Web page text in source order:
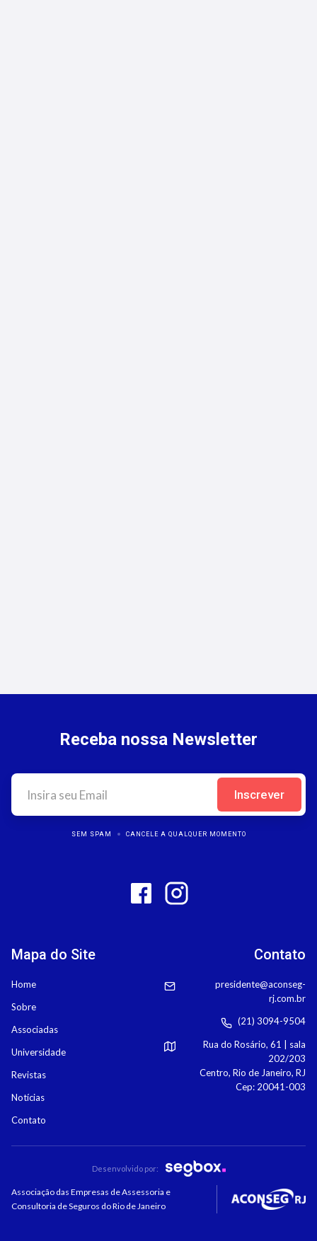
Mapa do Site
Home
Sobre
Associadas
Universidade
Revistas
Notícias
Contato
Receba nossa Newsletter
SEM SPAM CANCELE A QUALQUER MOMENTO
Contato
presidente@aconseg-
rj.com.br
(21) 3094-9504
Rua do Rosário, 61 | sala
202/203
Centro, Rio de Janeiro, RJ
Cep: 20041-003
Desenvolvido por:
Associação das Empresas de Assessoria e
Consultoria de Seguros do Rio de Janeiro